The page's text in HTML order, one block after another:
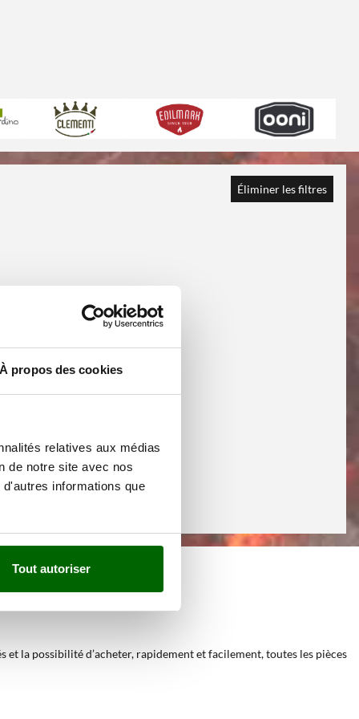
À propos des cookies
relatives aux médias
de notre site avec nos
informations que
Tout autoriser
Éliminer les filtres
prix du web
et la possibilité d’acheter, rapidement et facilement, toutes les pièces